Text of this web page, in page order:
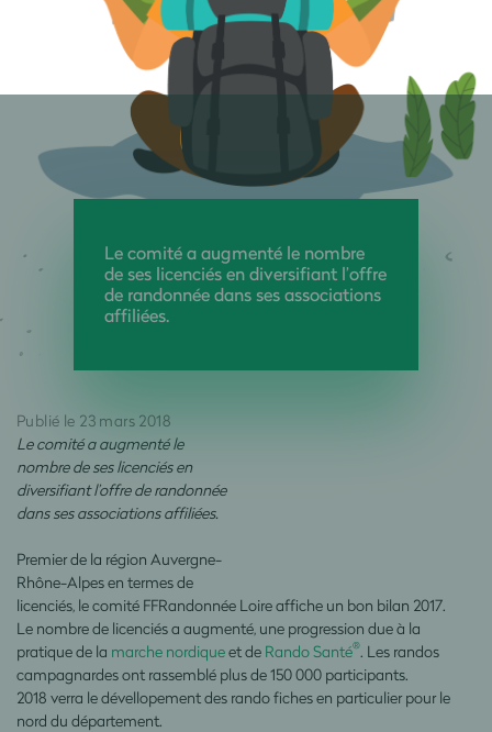
Le comité a augmenté le nombre
de ses licenciés en diversifiant l’offre
de randonnée dans ses associations
affiliées.
Publié le 23 mars 2018
Le comité a augmenté le
nombre de ses licenciés en
diversifiant l’offre de randonnée
dans ses associations affiliées.
Premier de la région Auvergne-
Rhône-Alpes en termes de
licenciés, le comité FFRandonnée Loire affiche un bon bilan 2017.
Le nombre de licenciés a augmenté, une progression due à la
pratique de la marche nordiqueet de Rando Santé®. Les randos
campagnardes ont rassemblé plus de 150 000 participants.
2018 verra le dévellopement des rando fiches en particulier pour le
nord du département.